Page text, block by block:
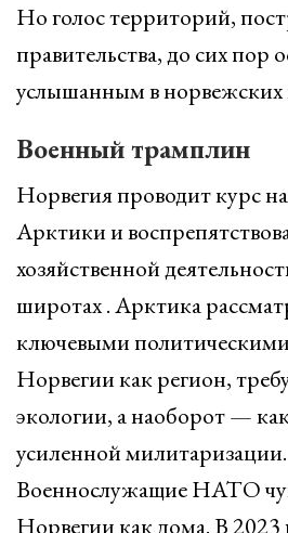
Но голос территорий,
правительства, до сих пор
услышанным в норвежских
Военный трамплин
Норвегия проводит курс
Арктики и
хозяйственной
широтах . Арктика
ключевыми
Норвегии как регион,
экологии, а наоборот —
усиленной милитаризации.
Военнослужащие НАТО
Норвегии как дома. В 2023